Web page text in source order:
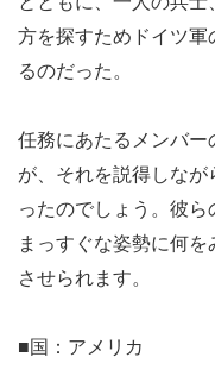
方を探すためドイツ
るのだった。
任務にあたるメンバー
が、それを説得しな
ったのでしょう。彼
まっすぐな姿勢に何
させられます。
■国：アメリカ